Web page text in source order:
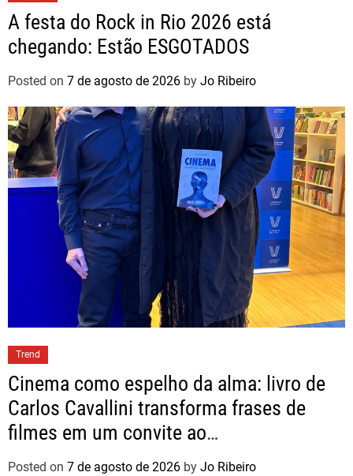
A festa do Rock in Rio 2026 está
chegando: Estão ESGOTADOS
Posted on 7 de agosto de 2026 by Jo Ribeiro
Trend
Cinema como espelho da alma: livro de
Carlos Cavallini transforma frases de
filmes em um convite ao
autoconhecimento
Posted on 7 de agosto de 2026 by Jo Ribeiro